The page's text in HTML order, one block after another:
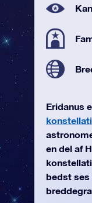
Eridanus
en del af
bedst ses